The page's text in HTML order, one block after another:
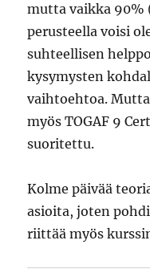
mutta vaikka
perusteella voisi
suhteellisen
kysymysten
vaihtoehtoa.
myös TOGAF 9
suoritettu.
Kolme päivää
asioita, joten
riittää myös